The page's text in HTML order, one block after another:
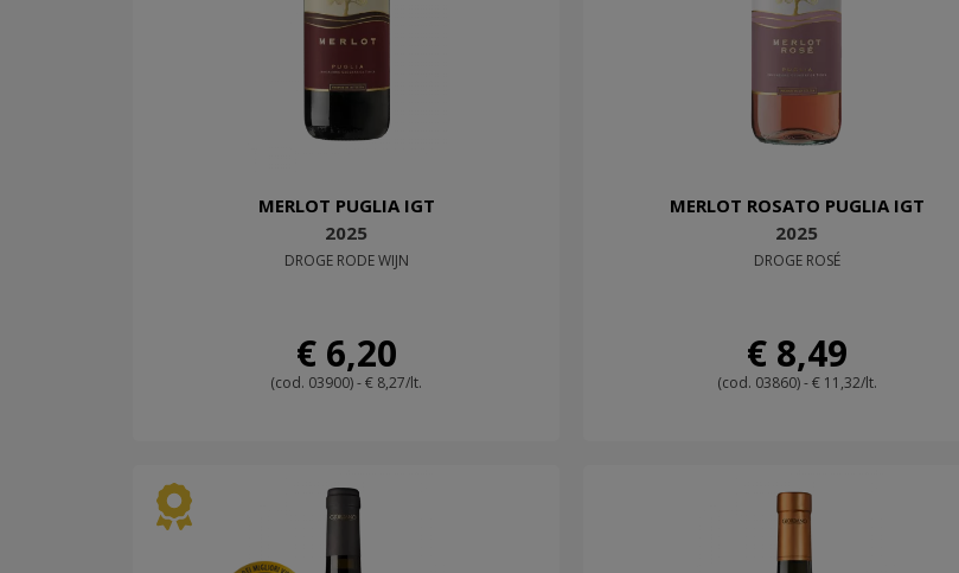
MERLOT PUGLIA IGT
2025
DROGE RODE WIJN
€ 6,20
(cod. 03900) - € 8,27/lt.
MERLOT ROSATO PUGLIA IGT
2025
DROGE ROSÉ
€ 8,49
(cod. 03860) - € 11,32/lt.